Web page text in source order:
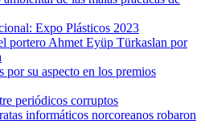
Expo Plásticos 2023
portero Ahmet Eyüp Türkaslan por
por su aspecto en los premios
periódicos corruptos
informáticos norcoreanos robaron